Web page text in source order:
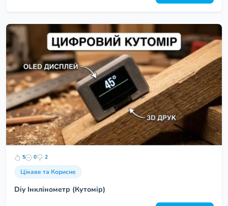
5 0 2
Цікаве та Корисне
Diy Інклінометр (Кутомір)